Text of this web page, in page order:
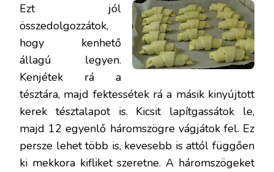
Ezt jól
összedolgozzátok,
hogy kenhető
állagú legyen.
Kenjétek rá a
tésztára, majd fektessétek rá a másik kinyújtott
kerek tésztalapot is. Kicsit lapítgassátok le,
majd 12 egyenlő háromszögre vágjátok fel. Ez
persze lehet több is, kevesebb is attól függően
ki mekkora kifliket szeretne. A háromszögeket